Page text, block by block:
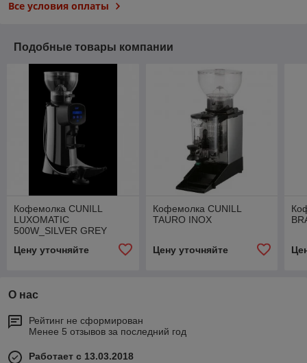
Все условия оплаты
Подобные товары компании
Кофемолка CUNILL
LUXOMATIC
500W_SILVER GREY
Цену уточняйте
Кофемолка CUNILL
TAURO INOX
Цену уточняйте
О нас
Рейтинг не сформирован
Менее 5 отзывов за последний год
Работает с 13.03.2018